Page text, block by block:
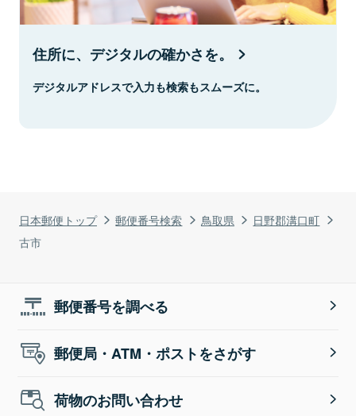
日本郵便トップ 郵便番号検索 鳥取県
日野郡溝口町
古市
住所に、デジタルの確かさを。
デジタルアドレスで入力も検索もスムーズに。
郵便番号を調べる
郵便局・ATM・ポストをさがす
荷物のお問い合わせ